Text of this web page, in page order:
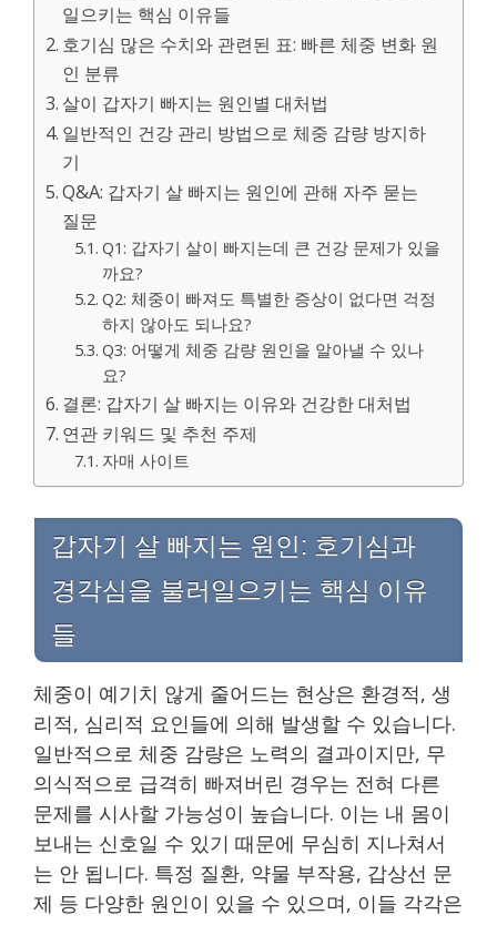
일으키는 핵심 이유들
호기심 많은 수치와 관련된 표: 빠른 체중 변화 원
인 분류
살이 갑자기 빠지는 원인별 대처법
일반적인 건강 관리 방법으로 체중 감량 방지하
기
Q&A: 갑자기 살 빠지는 원인에 관해 자주 묻는
질문
Q1: 갑자기 살이 빠지는데 큰 건강 문제가 있을
까요?
Q2: 체중이 빠져도 특별한 증상이 없다면 걱정
하지 않아도 되나요?
Q3: 어떻게 체중 감량 원인을 알아낼 수 있나
요?
결론: 갑자기 살 빠지는 이유와 건강한 대처법
연관 키워드 및 추천 주제
자매 사이트
갑자기 살 빠지는 원인: 호기심과
경각심을 불러일으키는 핵심 이유
들
체중이 예기치 않게 줄어드는 현상은 환경적, 생
리적, 심리적 요인들에 의해 발생할 수 있습니다.
일반적으로 체중 감량은 노력의 결과이지만, 무
의식적으로 급격히 빠져버린 경우는 전혀 다른
문제를 시사할 가능성이 높습니다. 이는 내 몸이
보내는 신호일 수 있기 때문에 무심히 지나쳐서
는 안 됩니다. 특정 질환, 약물 부작용, 갑상선 문
제 등 다양한 원인이 있을 수 있으며, 이들 각각은